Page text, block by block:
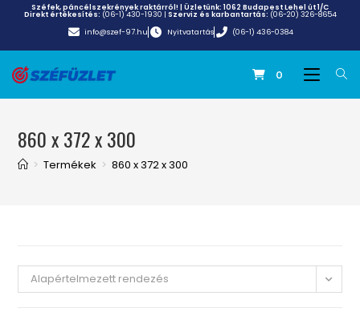
Széfek, páncélszekrények raktárról! | Üzletünk:1062 Budapest Lehel út 1/C
Direkt értékesítés: (06-1) 430-1930 | Szerviz és karbantartás: (06-20) 326-8654
info@szef-97.hu
Nyitvatartás (06-1) 436-0384
0
860 x 372 x 300
> Termékek > 860 x 372 x 300
Alapértelmezett rendezés